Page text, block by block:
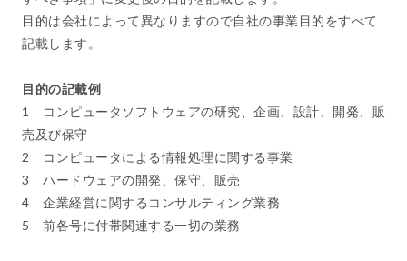
目的は会社によって異なりますので自社の事業目的をすべて
記載します。
目的の記載例
1 コンピュータソフトウェアの研究、企画、設計、開発、販
売及び保守
2 コンピュータによる情報処理に関する事業
3 ハードウェアの開発、保守、販売
4 企業経営に関するコンサルティング業務
5 前各号に付帯関連する一切の業務